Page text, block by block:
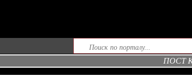
ПОСТ